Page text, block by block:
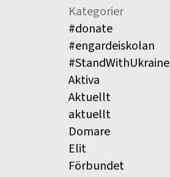
Kategorier
#donate
#engardeiskolan
#StandWithUkraine
Aktiva
Aktuellt
aktuellt
Domare
Elit
Förbundet